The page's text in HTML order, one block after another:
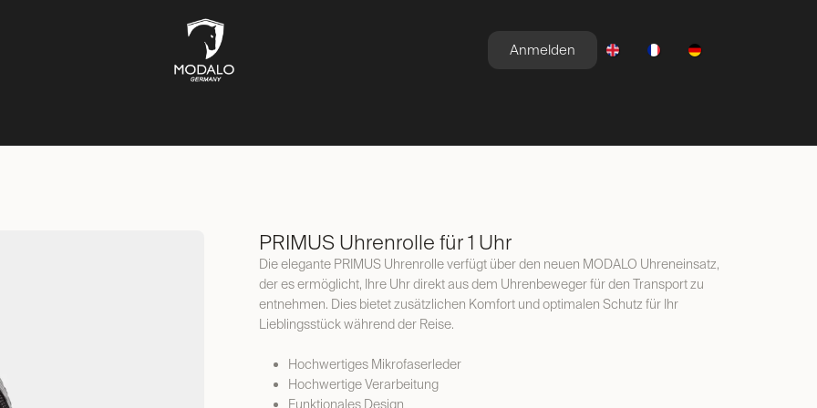
Anmelden
PRIMUS Uhrenrolle für 1 Uhr
Die elegante PRIMUS Uhrenrolle verfügt über den neuen MODALO Uhreneinsatz,
der es ermöglicht, Ihre Uhr direkt aus dem Uhrenbeweger für den Transport zu
entnehmen. Dies bietet zusätzlichen Komfort und optimalen Schutz für Ihr
Lieblingsstück während der Reise.
Hochwertiges Mikrofaserleder
Hochwertige Verarbeitung
Funktionales Design